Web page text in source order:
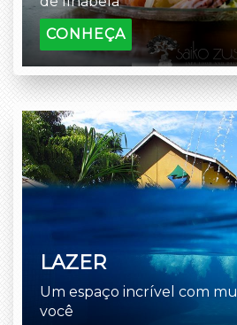
CONHEÇA
LAZER
Um espaço incrível com
você